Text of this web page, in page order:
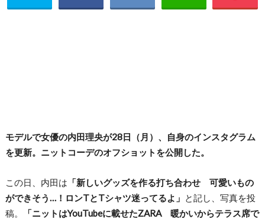
モデルで女優の内田理央が28日（月）、自身のインスタグラム
を更新。ニットコーデのオフショットを公開した。
この日、内田は 「新しいグッズを作る打ち合わせ 可愛いもの
ができそう…！ロンTとTシャツ迷ってるよ」 と記し、写真を投
稿。
「ニットはYouTubeに載せたZARA 暖かいからテラス席で